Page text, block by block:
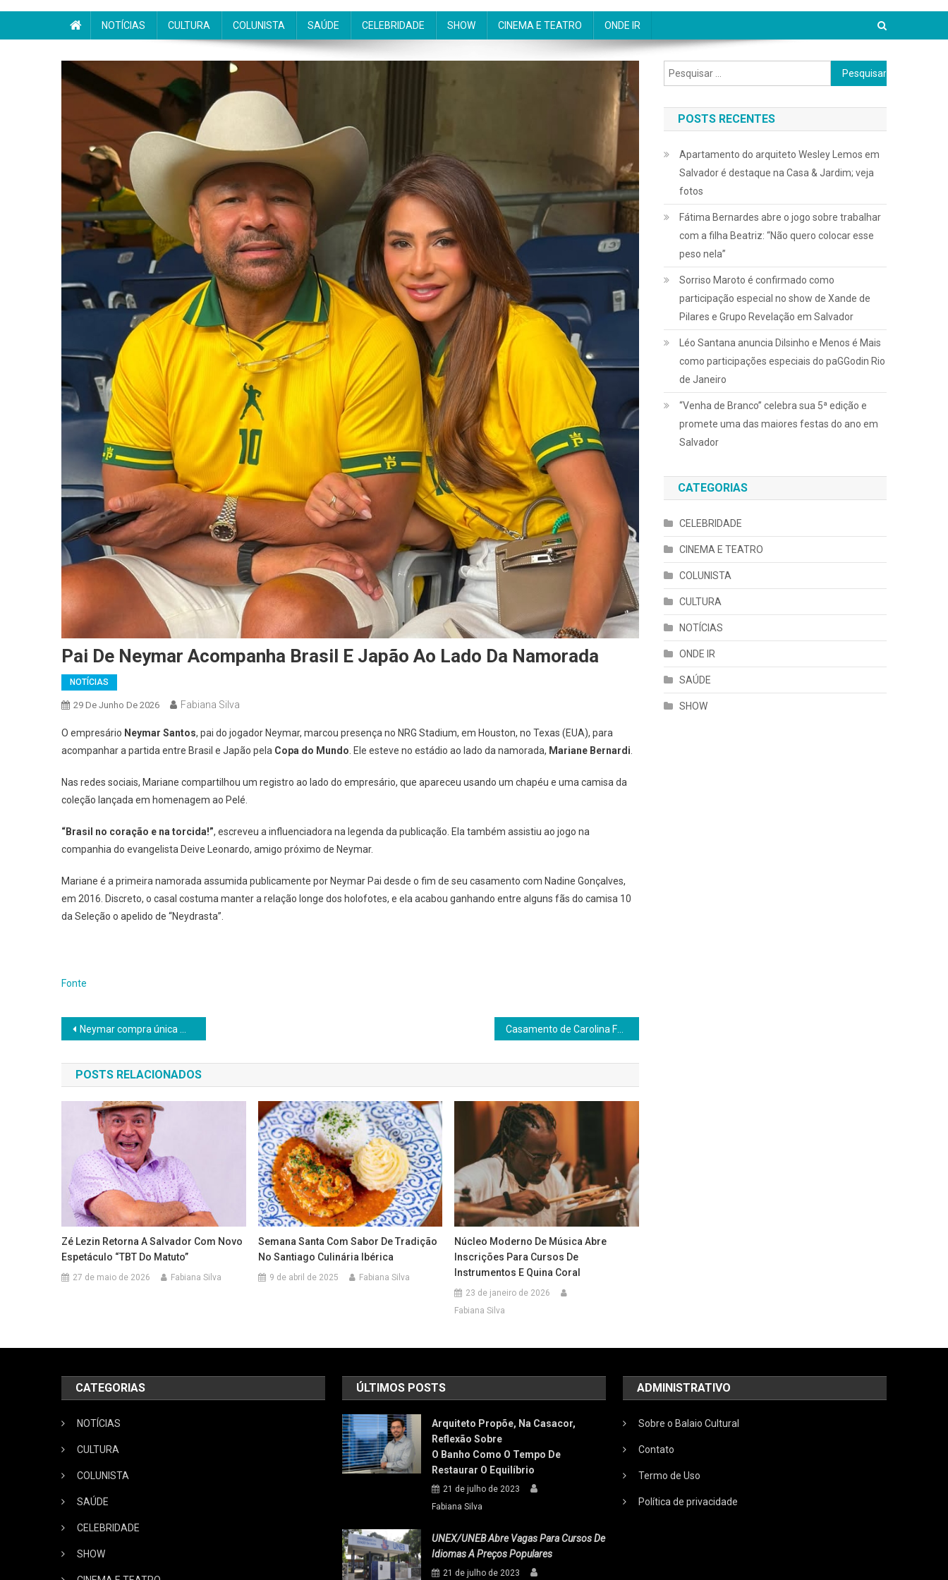
NOTÍCIAS CULTURA COLUNISTA SAÚDE CELEBRIDADE SHOW CINEMA E TEATRO ONDE IR
Pai De Neymar Acompanha Brasil E Japão Ao Lado Da Namorada
NOTÍCIAS
29 De Junho De 2026 Fabiana Silva
O empresário Neymar Santos, pai do jogador Neymar, marcou presença no NRG Stadium, em Houston, no Texas (EUA), para
acompanhar a partida entre Brasil e Japão pela Copa do Mundo . Ele esteve no estádio ao lado da namorada, Mariane Bernardi
Nas redes sociais, Mariane compartilhou um registro ao lado do empresário, que apareceu usando um chapéu e uma camisa da
coleção lançada em homenagem ao Pelé.
“Brasil no coração e na torcida!”, escreveu a influenciadora na legenda da publicação. Ela também assistiu ao jogo na
companhia do evangelista Deive Leonardo, amigo próximo de Neymar.
Mariane é a primeira namorada assumida publicamente por Neymar Pai desde o fim de seu casamento com Nadine Gonçalves,
em 2016. Discreto, o casal costuma manter a relação longe dos holofotes, e ela acabou ganhando entre alguns fãs do camisa 10
da Seleção o apelido de “Neydrasta”.
Fonte
Navegação
de
Post
Neymar compra única mansão vizinha à sua em Mangaratiba por R$ 22 milhões, diz programa
POSTS RELACIONADOS
Zé Lezin Retorna A Salvador Com Novo
Espetáculo “TBT Do Matuto”
27 de maio de 2026 Fabiana Silva
Semana Santa Com Sabor De Tradição
No Santiago Culinária Ibérica
9 de abril de 2025 Fabiana Silva
Núcleo Moderno De Música Abre
Inscrições Para Cursos De
Instrumentos E Quina Coral
23 de janeiro de 2026
Fabiana Silva
Pesquisar
por:
POSTS RECENTES
Apartamento do arquiteto Wesley Lemos em
Salvador é destaque na Casa & Jardim; veja
fotos
Fátima Bernardes abre o jogo sobre trabalhar
com a filha Beatriz: “Não quero colocar esse
peso nela”
Sorriso Maroto é confirmado como
participação especial no show de Xande de
Pilares e Grupo Revelação em Salvador
Léo Santana anuncia Dilsinho e Menos é Mais
como participações especiais do paGGodin Rio
de Janeiro
“Venha de Branco” celebra sua 5ª edição e
promete uma das maiores festas do ano em
Salvador
CATEGORIAS
CELEBRIDADE
CINEMA E TEATRO
COLUNISTA
CULTURA
NOTÍCIAS
ONDE IR
SAÚDE
SHOW
CATEGORIAS
NOTÍCIAS
CULTURA
COLUNISTA
SAÚDE
CELEBRIDADE
SHOW
ÚLTIMOS POSTS
Arquiteto Propõe, Na Casacor,
Reflexão Sobre
O Banho Como O Tempo De
Restaurar O Equilíbrio
21 de julho de 2023
Fabiana Silva
UNEX/UNEB Abre Vagas Para Cursos De
Idiomas A Preços Populares
21 de julho de 2023
ADMINISTRATIVO
Sobre o Balaio Cultural
Contato
Termo de Uso
Política de privacidade